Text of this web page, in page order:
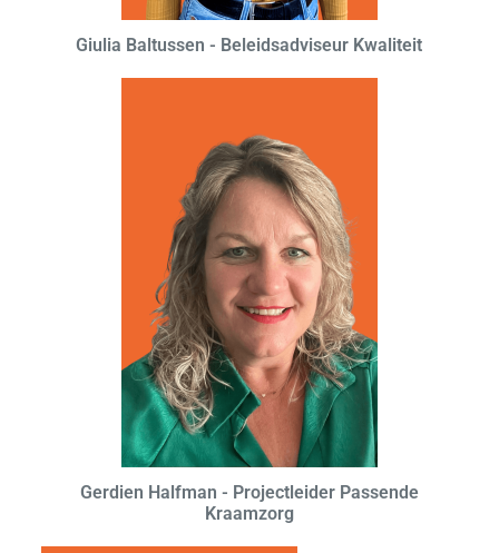
Giulia Baltussen - Beleidsadviseur Kwaliteit
Gerdien Halfman - Projectleider Passende
Kraamzorg